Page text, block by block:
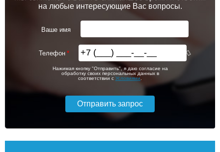
на любые интересующие Вас вопросы.
Ваше имя
Телефон
Нажимая кнопку "Отправить", я даю согласие на
обработку своих персональных данных в
соответствии с Условиями